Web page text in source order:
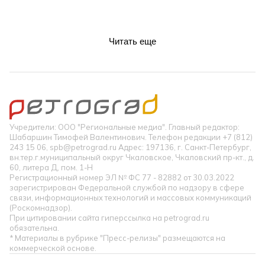
Читать еще
Учредители: ООО "Региональные медиа". Главный редактор:
Шабаршин Тимофей Валентинович. Телефон редакции +7 (812)
243 15 06, spb@petrograd.ru Адрес: 197136, г. Санкт-Петербург,
вн.тер.г.муниципальный округ Чкаловское, Чкаловский пр-кт., д.
60, литера Д, пом. 1-Н
Регистрационный номер ЭЛ № ФС 77 - 82882 от 30.03.2022
зарегистрирован Федеральной службой по надзору в сфере
связи, информационных технологий и массовых коммуникаций
(Роскомнадзор).
При цитировании сайта гиперссылка на petrograd.ru
обязательна.
* Материалы в рубрике "Пресс-релизы" размещаются на
коммерческой основе.